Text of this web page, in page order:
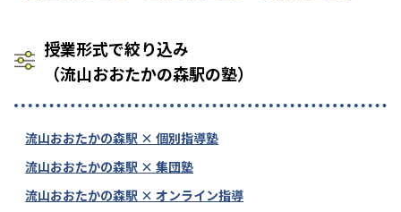
授業形式で絞り込み
（流山おおたかの森駅の塾）
流山おおたかの森駅 × 個別指導塾
流山おおたかの森駅 × 集団塾
流山おおたかの森駅 × オンライン指導